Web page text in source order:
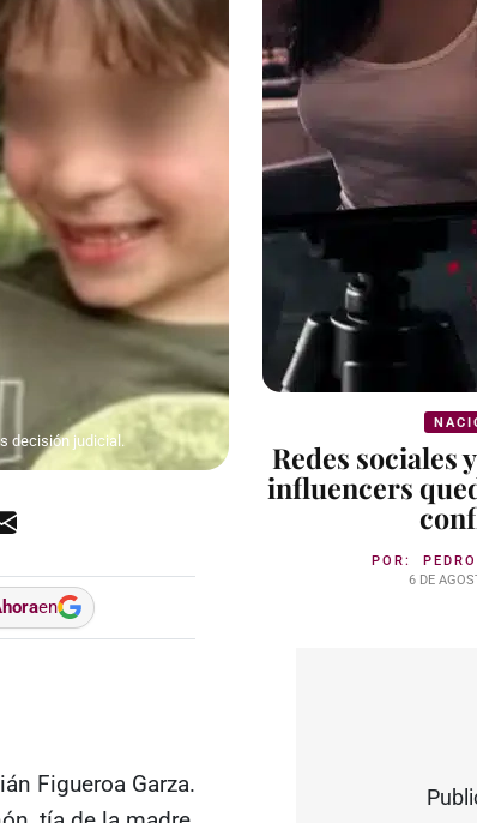
decisión judicial.
en
Figueroa Garza.
Redes sociales
influencers
POR:
6 DE